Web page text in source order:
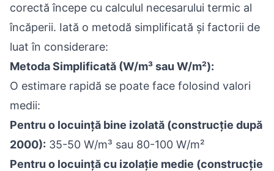
corectă începe cu calculul necesarului termic al
încăperii. Iată o metodă simplificată și factorii de
luat în considerare:
Metoda Simplificată (W/m³ sau W/m²):
O estimare rapidă se poate face folosind valori
medii:
Pentru o locuință bine izolată (construcție după
2000): 35-50 W/m³ sau 80-100 W/m²
Pentru o locuință cu izolație medie (construcție